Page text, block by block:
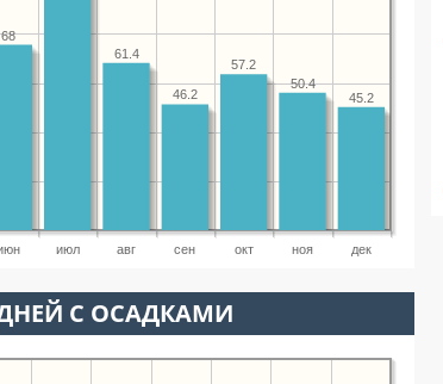
июл авг сен окт ноя дек
45.2
50.4
57.2
46.2
61.4
68
С ОСАДКАМИ